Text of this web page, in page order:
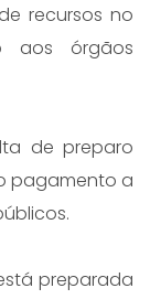
recursos no
aos órgãos
de preparo
pagamento a
preparada